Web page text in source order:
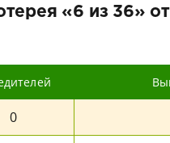
«6 из 36»
0